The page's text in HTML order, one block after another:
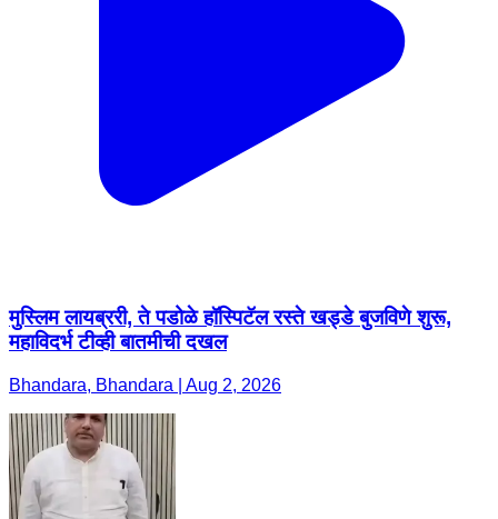
मुस्लिम लायब्ररी, ते पडोळे हॉस्पिटॅल रस्ते खड्डे बुजविणे शुरू,
महाविदर्भ टीव्ही बातमीची दखल
Bhandara, Bhandara | Aug 2, 2026